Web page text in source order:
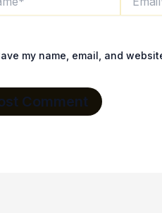
my name, email, and